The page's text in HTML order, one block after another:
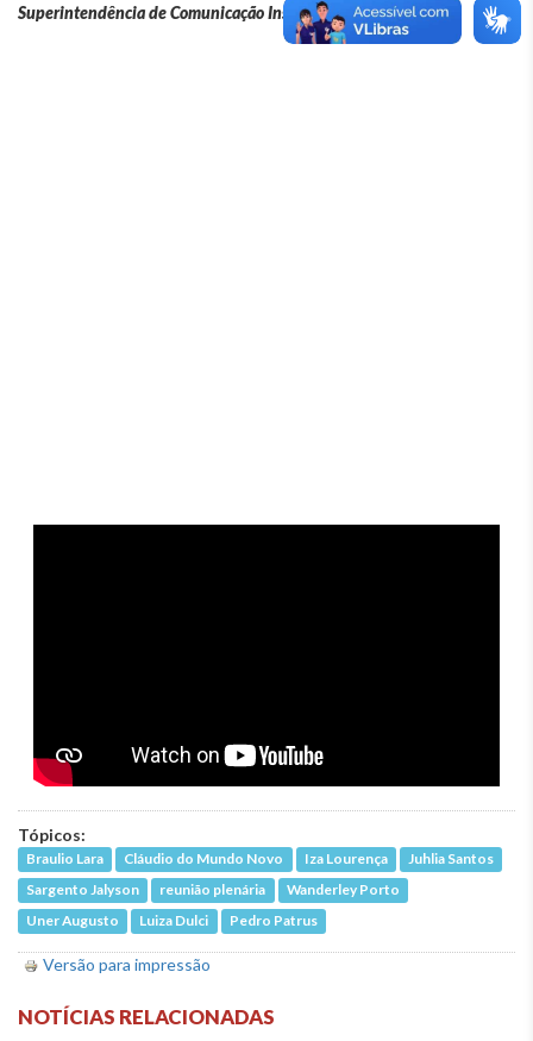
Superintendência de Comunicação Institucional
Tópicos:
Braulio Lara Cláudio do Mundo Novo Iza Lourença
Juhlia Santos
Sargento Jalyson
reunião plenária
Wanderley Porto
Uner Augusto
Luiza Dulci Pedro Patrus
Versão para impressão
NOTÍCIAS RELACIONADAS